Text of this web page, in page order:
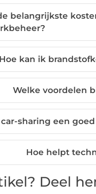
belangrijkste
Hoe kan ik
Welke voordelen
car-sharing een
Hoe helpt
Deel